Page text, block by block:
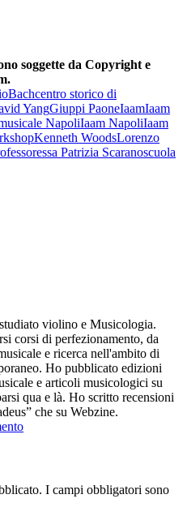
soggette da Copyright e
Bachcentro storico di
YangGiuppi PaoneIaamIaam
NapoliIaam NapoliIaam
Kenneth WoodsLorenzo
Patrizia Scaranoscuola
violino e Musicologia.
corsi di perfezionamento, da
e ricerca nell'ambito di
Ho pubblicato edizioni
e articoli musicologici su
qua e là. Ho scritto recensioni
che su Webzine.
I campi obbligatori sono